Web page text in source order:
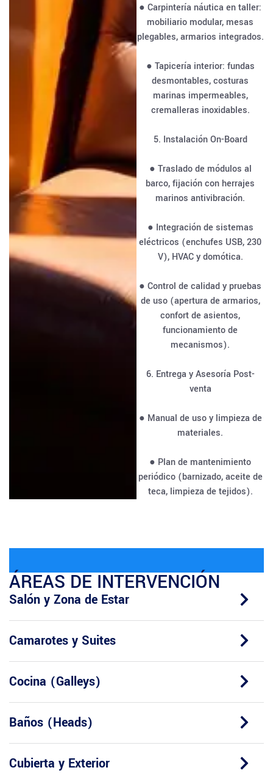
● Carpintería náutica en taller:
mobiliario modular, mesas
plegables, armarios integrados.
● Tapicería interior: fundas
desmontables, costuras
marinas impermeables,
cremalleras inoxidables.
5. Instalación On-Board
● Traslado de módulos al
barco, fijación con herrajes
marinos antivibración.
● Integración de sistemas
eléctricos (enchufes USB, 230
V), HVAC y domótica.
● Control de calidad y pruebas
de uso (apertura de armarios,
confort de asientos,
funcionamiento de
mecanismos).
6. Entrega y Asesoría Post-
venta
● Manual de uso y limpieza de
materiales.
● Plan de mantenimiento
periódico (barnizado, aceite de
teca, limpieza de tejidos).
ÁREAS DE INTERVENCIÓN
Salón y Zona de Estar
Camarotes y Suites
Cocina (Galleys)
Baños (Heads)
Cubierta y Exterior